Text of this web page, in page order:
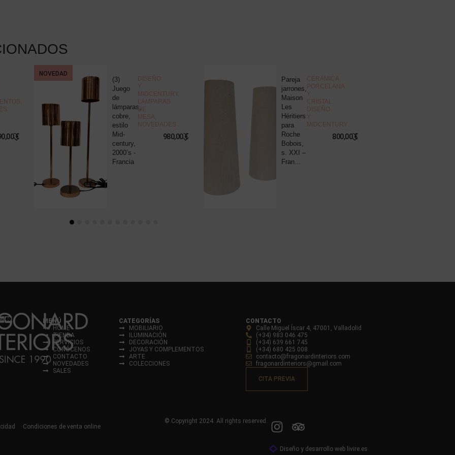
,
€
NOVEDAD
(3)
Juego
de
lámparas,
cobre,
estilo
Mid-
century,
2000’s -
Francia
DISEÑO
Y
MIDCENTURY,
LÁMPARAS
DE
MESA,
NOVEDADES
980,00€
Pareja
jarrones,
Maison
Les
Héritiers
para
Roche
Bobois,
s. XXI –
Fran...
CERÁMICA,
PORCELANA
Y
CRISTAL,
DISEÑO
Y
MIDCENTURY
800,00€
MENÚ
HOME
TIENDA
SERVICIOS
CONÓCENOS
CONTACTO
NOVEDADES
SALES
CATEGORÍAS
MOBILIARIO
ILUMINACIÓN
DECORACIÓN
JOYAS Y COMPLEMENTOS
ARTE
COLECCIONES
CONTACTO
Calle Miguel Íscar 4, 47001, Valladolid
(+34) 983 046 475
(+34) 639 661 745
(+34) 680 425 008
contacto@fragonardinteriors.com
fragonardinteriors@gmail.com
CITA PREVIA
Condiciones de venta online
© Copyright 2024. All rights reserved.
Diseño y desarrollo web livire.es